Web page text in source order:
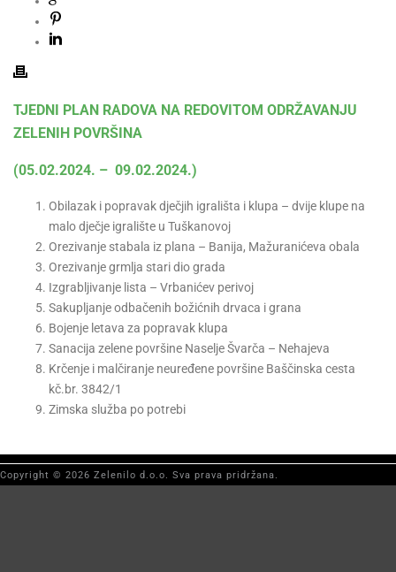
TJEDNI PLAN RADOVA NA REDOVITOM ODRŽAVANJU
ZELENIH POVRŠINA
(05.02.2024. – 09.02.2024.)
Obilazak i popravak dječjih igrališta i klupa – dvije klupe na
malo dječje igralište u Tuškanovoj
Orezivanje stabala iz plana – Banija, Mažuranićeva obala
Orezivanje grmlja stari dio grada
Izgrabljivanje lista – Vrbanićev perivoj
Sakupljanje odbačenih božićnih drvaca i grana
Bojenje letava za popravak klupa
Sanacija zelene površine Naselje Švarča – Nehajeva
Krčenje i malčiranje neuređene površine Baščinska cesta
kč.br. 3842/1
Zimska služba po potrebi
Copyright © 2026 Zelenilo d.o.o. Sva prava pridržana.